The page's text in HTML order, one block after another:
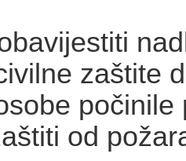
zaštite
počinile
od